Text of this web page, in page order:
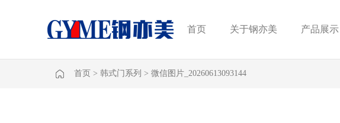
首页 关于钢亦美 产品展示
首页 > 韩式门系列 > 微信图片_20260613093144